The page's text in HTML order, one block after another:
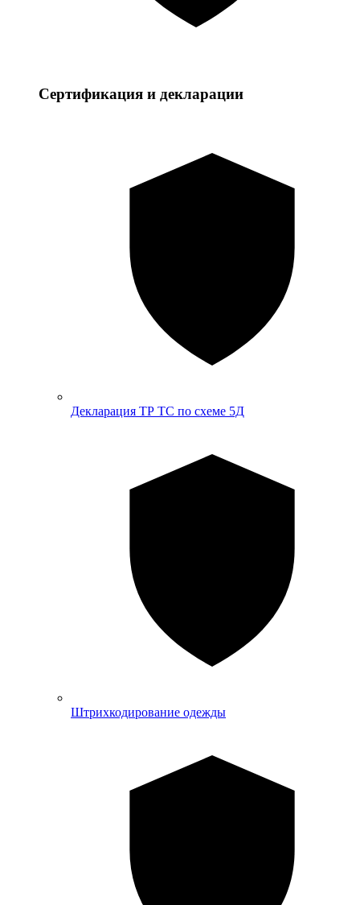
Сертификация и декларации
Декларация ТР ТС по схеме 5Д
Штрихкодирование одежды